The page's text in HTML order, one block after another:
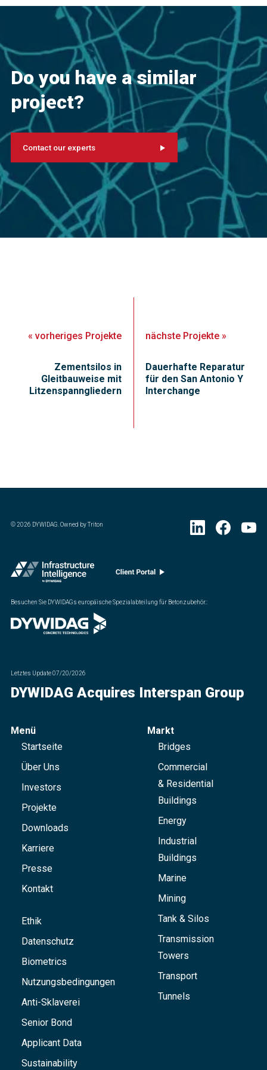
Do you have a similar
project?
Contact our experts
«vorheriges Projekte
Zementsilos in
Gleitbauweise mit
Litzenspanngliedern
nächste Projekte»
Dauerhafte Reparatur
für den San Antonio Y
Interchange
©2026 DYWIDAG. Owned by Triton
Besuchen Sie DYWIDAGs europäische Spezialabteilung für Betonzubehör.:
Letztes Update07/20/2026
DYWIDAG Acquires Interspan Group
Menü
Startseite
Über Uns
Investors
Projekte
Downloads
Karriere
Presse
Kontakt
Ethik
Datenschutz
Biometrics
Nutzungsbedingungen
Anti-Sklaverei
Senior Bond
Applicant Data
Sustainability
Markt
Bridges
Commercial
& Residential
Buildings
Energy
Industrial
Buildings
Marine
Mining
Tank & Silos
Transmission
Towers
Transport
Tunnels